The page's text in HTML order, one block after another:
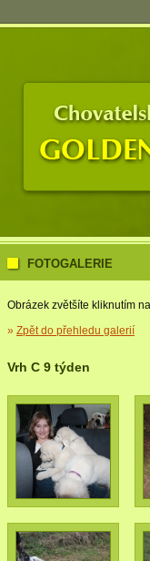
FOTOGALERIE
Obrázek zvětšíte kliknutím
» Zpět do přehledu galerií
Vrh C 9 týden